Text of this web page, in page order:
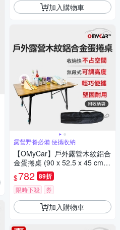
加入購物車
露營野餐必備 便攜收納
【OMyCar】戶外露營木紋鋁合
金蛋捲桌 (90 x 52.5 x 45 cm
露營桌 摺疊桌 收納桌 野餐)
$782 89折
限時下殺 券
加入購物車